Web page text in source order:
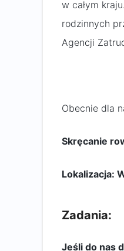
w całym
rodzinnych
Agencji
Obecnie dla
Skręcanie
Lokalizacja:
Zadania:
Jeśli do nas